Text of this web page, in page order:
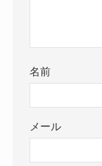
名前
メール